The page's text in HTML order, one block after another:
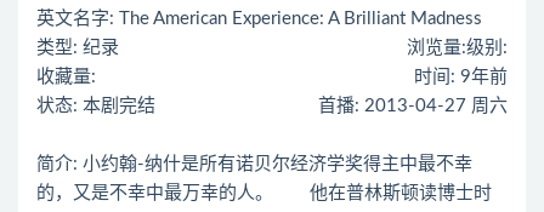
英文名字: The American Experience: A Brilliant Madness‎
级别:
类型: 纪录
浏览量:
收藏量:
时间: 9年前
状态: 本剧完结
首播: 2013-04-27 周六
简介: 小约翰-纳什是所有诺贝尔经济学奖得主中最不幸
的，又是不幸中最万幸的人。 他在普林斯顿读博士时